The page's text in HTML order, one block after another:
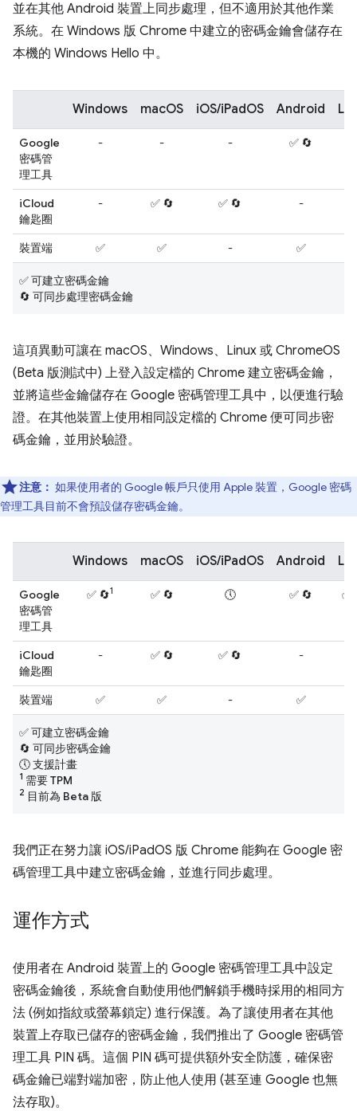
並在其他 Android 裝置上同步處理，但不適用於其他作業
系統。在 Windows 版 Chrome 中建立的密碼金鑰會儲存在
本機的 Windows Hello 中。
Windows macOS iOS/iPadOS Android
Google
密碼管
理工具
- - - ✅ 🔄
iCloud
鑰匙圈
- ✅ 🔄 ✅ 🔄 -
裝置端 ✅ ✅ - ✅
✅ 可建立密碼金鑰
🔄 可同步處理密碼金鑰
這項異動可讓在 macOS、Windows、Linux 或 ChromeOS
(Beta 版測試中) 上登入設定檔的 Chrome 建立密碼金鑰，
並將這些金鑰儲存在 Google 密碼管理工具中，以便進行驗
證。在其他裝置上使用相同設定檔的 Chrome 便可同步密
碼金鑰，並用於驗證。
注意： 如果使用者的 Google 帳戶只使用 Apple 裝置，Google 密碼
管理工具目前不會預設儲存密碼金鑰。
Windows macOS iOS/iPadOS Android
Google
密碼管
理工具
✅ 🔄1 ✅ 🔄 🕔 ✅ 🔄 ✅
iCloud
鑰匙圈
- ✅ 🔄 ✅ 🔄 -
裝置端 ✅ ✅ - ✅
✅ 可建立密碼金鑰
🔄 可同步密碼金鑰
🕔 支援計畫
1 需要 TPM
2 目前為 Beta 版
我們正在努力讓 iOS/iPadOS 版 Chrome 能夠在 Google 密
碼管理工具中建立密碼金鑰，並進行同步處理。
運作方式
使用者在 Android 裝置上的 Google 密碼管理工具中設定
密碼金鑰後，系統會自動使用他們解鎖手機時採用的相同方
法 (例如指紋或螢幕鎖定) 進行保護。為了讓使用者在其他
裝置上存取已儲存的密碼金鑰，我們推出了 Google 密碼管
理工具 PIN 碼。這個 PIN 碼可提供額外安全防護，確保密
碼金鑰已端對端加密，防止他人使用 (甚至連 Google 也無
法存取)。